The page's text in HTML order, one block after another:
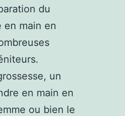
du
en main en
un
en main en
ou bien le